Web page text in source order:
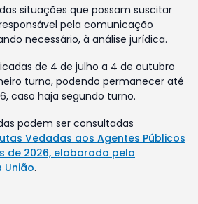
situações que possam suscitar
pela comunicação
necessário, à análise jurídica.
de 4 de julho a 4 de outubro
turno, podendo permanecer até
caso haja segundo turno.
podem ser consultadas
Vedadas aos Agentes Públicos
de 2026, elaborada pela
.